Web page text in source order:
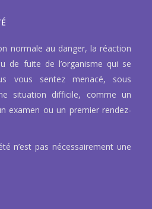
normale au danger, la réaction
de fuite de l’organisme qui se
vous sentez menacé, sous
situation difficile, comme un
examen ou un premier rendez-
n’est pas nécessairement une